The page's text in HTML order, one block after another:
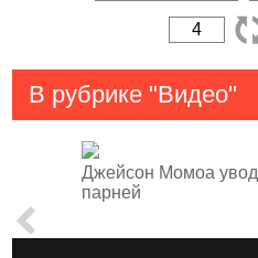
В рубрике "Видео"
Джейсон Момоа
парней